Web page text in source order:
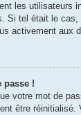
les utilisateurs
Si tel était le
activement aux
passe !
votre mot de
être réinitialisé.